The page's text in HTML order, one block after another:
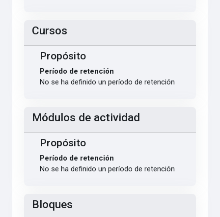
Cursos
Propósito
Período de retención
No se ha definido un período de retención
Módulos de actividad
Propósito
Período de retención
No se ha definido un período de retención
Bloques